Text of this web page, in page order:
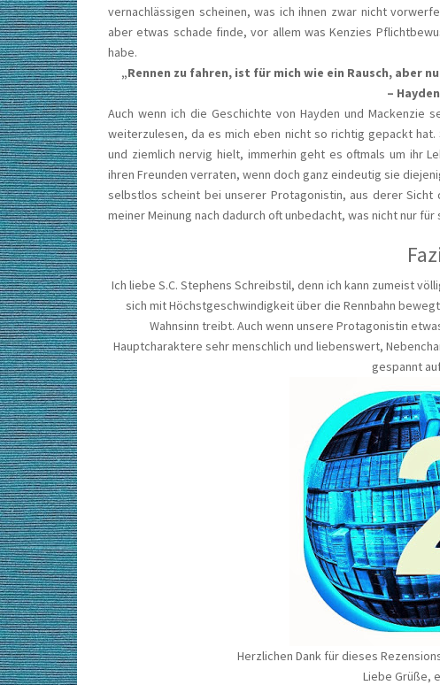
vernachlässigen scheinen, was ich ihnen zwar nicht
aber etwas schade finde, vor allem was Kenzies
habe.
„Rennen zu fahren, ist für mich wie ein Rausch, aber
–
Auch wenn ich die Geschichte von Hayden und Mackenzie
weiterzulesen, da es mich eben nicht so richtig gepackt
und ziemlich nervig hielt, immerhin geht es oftmals um ihr
ihren Freunden verraten, wenn doch ganz eindeutig sie
selbstlos scheint bei unserer Protagonistin, aus derer
meiner Meinung nach dadurch oft unbedacht, was nicht nur
Ich liebe S.C. Stephens Schreibstil, denn ich kann zumeist
sich mit Höchstgeschwindigkeit über die Rennbahn
Wahnsinn treibt. Auch wenn unsere Protagonistin
Hauptcharaktere sehr menschlich und liebenswert,
gespannt
Herzlichen Dank für dieses
Liebe Grüße,